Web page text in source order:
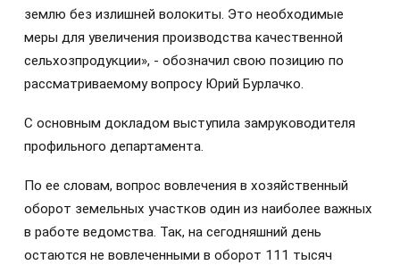
землю без излишней волокиты. Это необходимые
меры для увеличения производства качественной
сельхозпродукции», - обозначил свою позицию по
рассматриваемому вопросу Юрий Бурлачко.
С основным докладом выступила замруководителя
профильного департамента.
По ее словам, вопрос вовлечения в хозяйственный
оборот земельных участков один из наиболее важных
в работе ведомства. Так, на сегодняшний день
остаются не вовлеченными в оборот 111 тысяч